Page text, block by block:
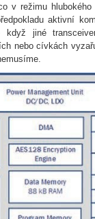
v režimu
aktivní
jiné
nebo cívkách